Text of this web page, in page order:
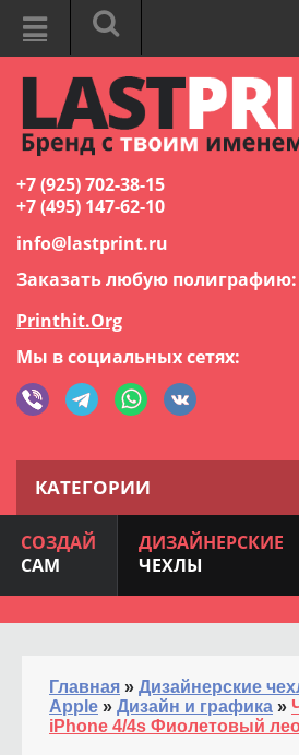
+7 (925) 702-38-15
+7 (495) 147-62-10
info@lastprint.ru
Заказать любую полиграфию:
Printhit.Org
Мы в социальных сетях:
КАТЕГОРИИ
СОЗДАЙ
САМ
ДИЗАЙНЕРСКИЕ
ЧЕХЛЫ
Главная » Дизайнерские
Apple » Дизайн и графика »
iPhone 4/4s Фиолетовый